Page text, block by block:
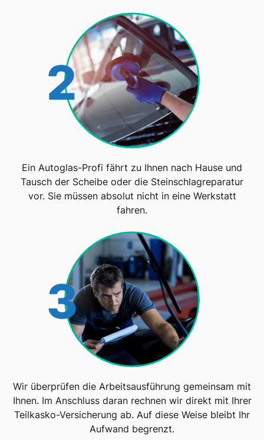
2
Ein Autoglas-Profi fährt zu Ihnen nach Hause und
Tausch der Scheibe oder die Steinschlagreparatur
vor. Sie müssen absolut nicht in eine Werkstatt
fahren.
3
Wir überprüfen die Arbeitsausführung gemeinsam mit
Ihnen. Im Anschluss daran rechnen wir direkt mit Ihrer
Teilkasko-Versicherung ab. Auf diese Weise bleibt Ihr
Aufwand begrenzt.